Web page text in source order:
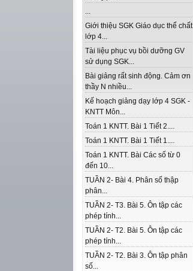
...
Giới thiệu SGK Giáo dục thể chất
lớp 4...
Tài liệu phục vụ bồi dưỡng GV
sử dụng SGK...
Bài giảng rất sinh động. Cảm ơn
thầy N nhiều...
Kế hoạch giảng dạy lớp 4 SGK -
KNTT Môn...
Toán 1 KNTT. Bài 1 Tiết 2....
Toán 1 KNTT. Bài 1 Tiết 1....
Toán 1 KNTT. Bài Các số từ 0
đến 10...
TUẦN 2- Bài 4. Phân số thập
phân...
TUẦN 2- T3. Bài 5. Ôn tập các
phép tính...
TUẦN 2- T2. Bài 5. Ôn tập các
phép tính...
TUẦN 2- T2. Bài 3. Ôn tập phân
số...